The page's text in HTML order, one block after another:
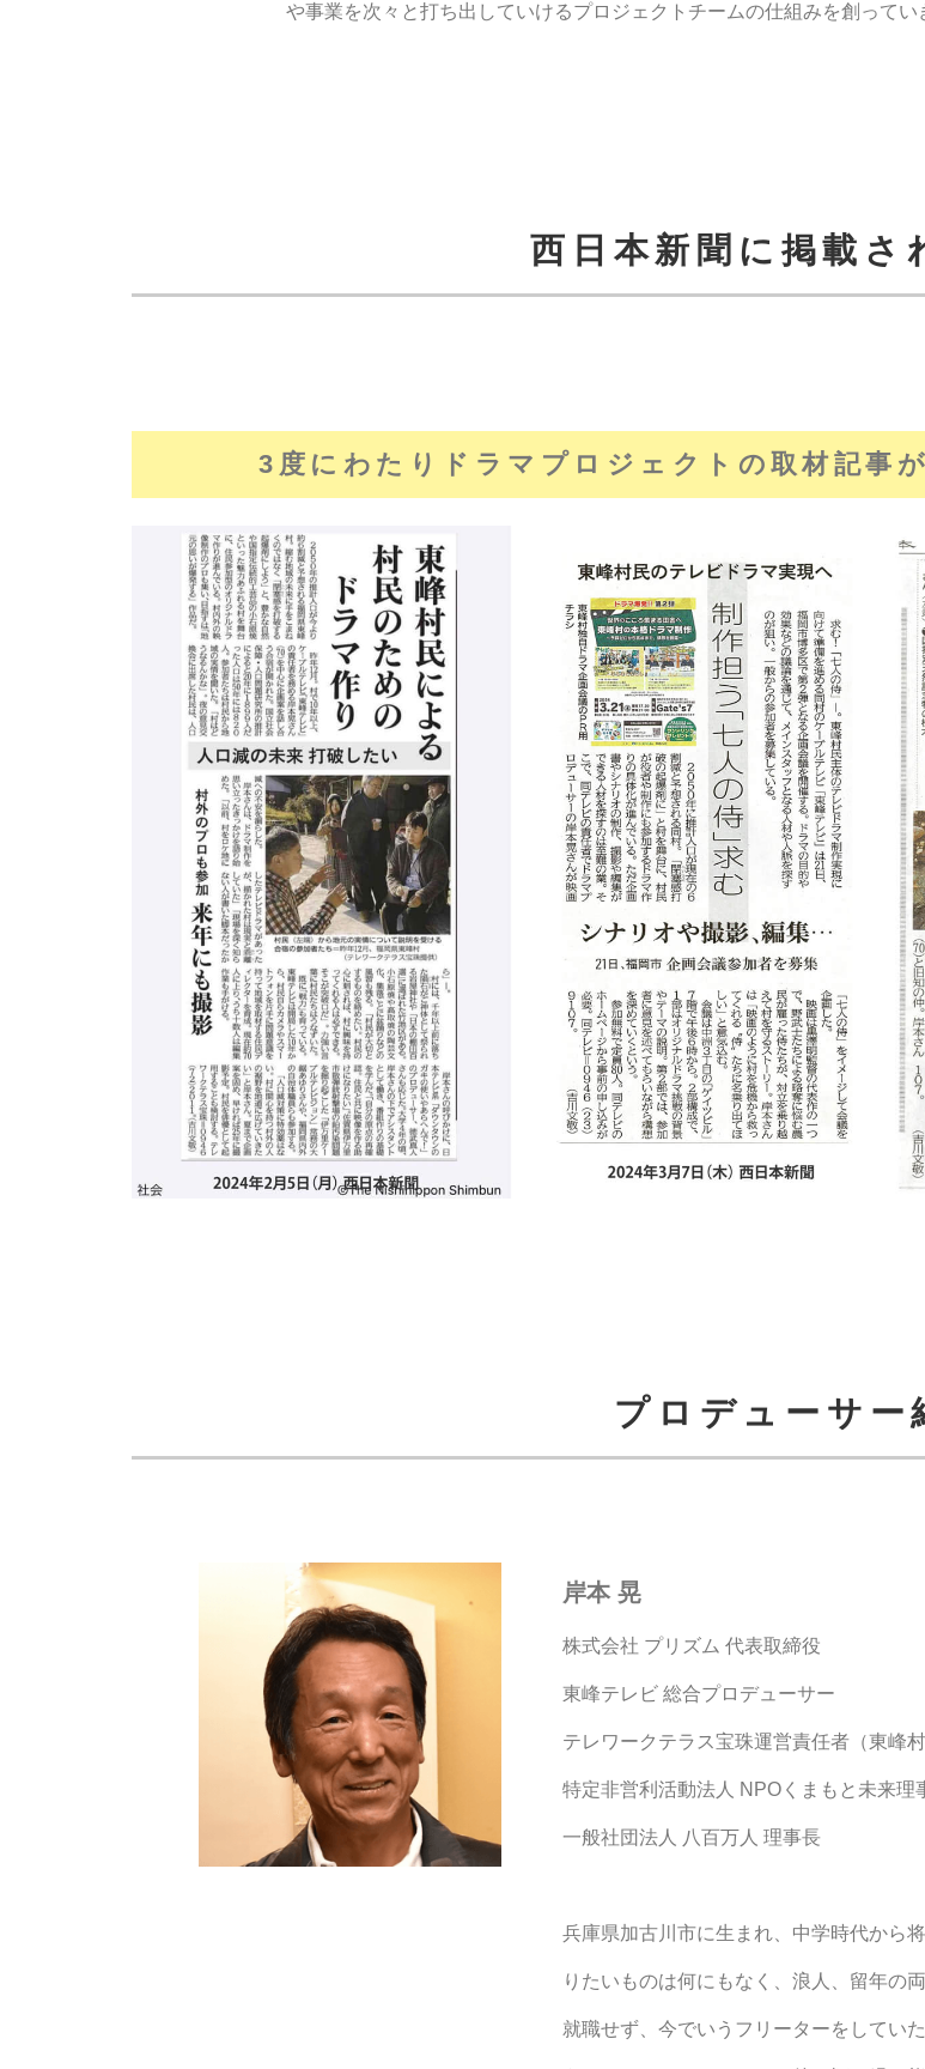
や事業を次々と打ち出していけるプロジェクトチームの仕組みを創ってい
西日本新聞に掲載さ
3度にわたりドラマプロジェクトの取材記事
プロデューサー
岸本 晃
株式会社 プリズム 代表取締役
東峰テレビ 総合プロデューサー
テレワークテラス宝珠運営責任者（東峰村
特定非営利活動法人 NPOくまもと未来理
一般社団法人 八百万人 理事長
兵庫県加古川市に生まれ、中学時代から
りたいものは何にもなく、浪人、留年の
就職せず、今でいうフリーターをしてい